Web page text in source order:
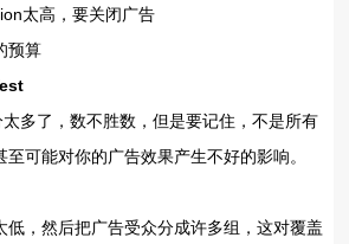
太高，要关闭广告
预算
多了，数不胜数，但是要记住，不是所有
可能对你的广告效果产生不好的影响。
低，然后把广告受众分成许多组，这对覆盖